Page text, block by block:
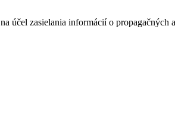
na účel zasielania informácií o propagačných